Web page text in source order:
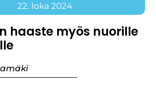
22. loka 2024
haaste myös nuorille